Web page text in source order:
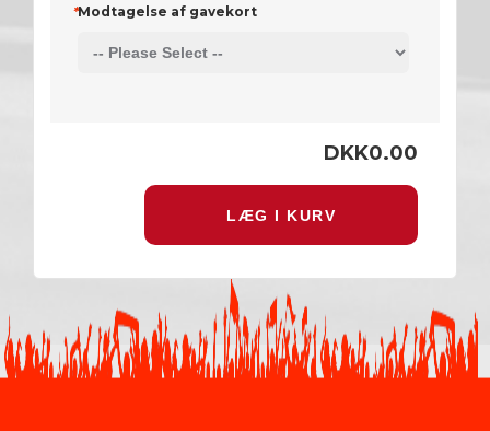
*Modtagelse af gavekort
DKK0.00
LÆG I KURV